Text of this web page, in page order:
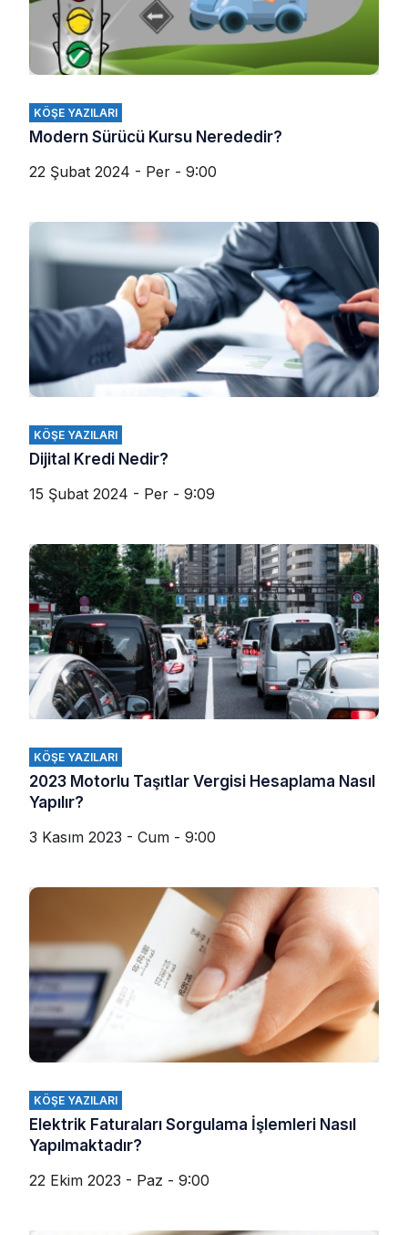
KÖŞE YAZILARI
Modern Sürücü Kursu Nerededir?
22 Şubat 2024 - Per - 9:00
KÖŞE YAZILARI
Dijital Kredi Nedir?
15 Şubat 2024 - Per - 9:09
KÖŞE YAZILARI
2023 Motorlu Taşıtlar Vergisi Hesaplama Nasıl
Yapılır?
3 Kasım 2023 - Cum - 9:00
KÖŞE YAZILARI
Elektrik Faturaları Sorgulama İşlemleri Nasıl
Yapılmaktadır?
22 Ekim 2023 - Paz - 9:00